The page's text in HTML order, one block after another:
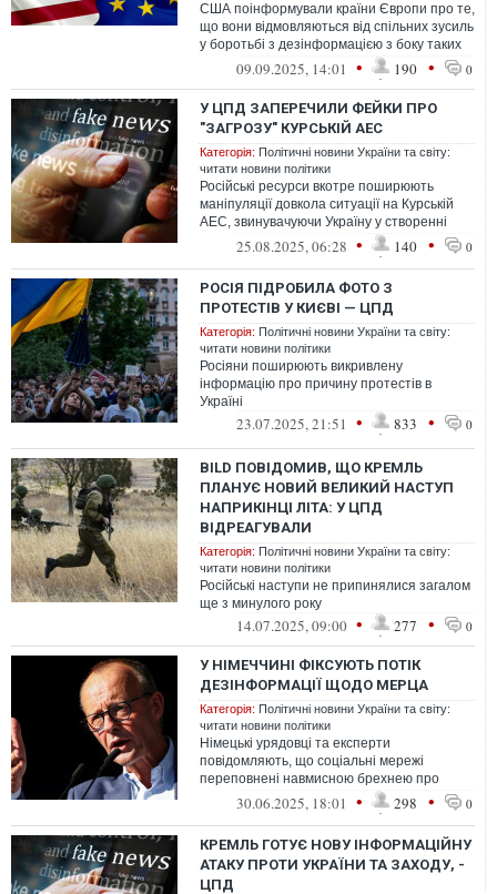
США поінформували країни Європи про те,
що вони відмовляються від спільних зусиль
у боротьбі з дезінформацією з боку таких
країн, як Росія, Китай та І...
09.09.2025, 14:01 • 190 • 0
У ЦПД ЗАПЕРЕЧИЛИ ФЕЙКИ ПРО
"ЗАГРОЗУ" КУРСЬКІЙ АЕС
Категорія: Політичні новини України та світу:
читати новини політики
Російські ресурси вкотре поширюють
маніпуляції довкола ситуації на Курській
АЕС, звинувачуючи Україну у створенні
загрози ядерній безпеці
25.08.2025, 06:28 • 140 • 0
РОСІЯ ПІДРОБИЛА ФОТО З
ПРОТЕСТІВ У КИЄВІ — ЦПД
Категорія: Політичні новини України та світу:
читати новини політики
Росіяни поширюють викривлену
інформацію про причину протестів в
Україні
23.07.2025, 21:51 • 833 • 0
BILD ПОВІДОМИВ, ЩО КРЕМЛЬ
ПЛАНУЄ НОВИЙ ВЕЛИКИЙ НАСТУП
НАПРИКІНЦІ ЛІТА: У ЦПД
ВІДРЕАГУВАЛИ
Категорія: Політичні новини України та світу:
читати новини політики
Російські наступи не припинялися загалом
ще з минулого року
14.07.2025, 09:00 • 277 • 0
У НІМЕЧЧИНІ ФІКСУЮТЬ ПОТІК
ДЕЗІНФОРМАЦІЇ ЩОДО МЕРЦА
Категорія: Політичні новини України та світу:
читати новини політики
Німецькі урядовці та експерти
повідомляють, що соціальні мережі
переповнені навмисною брехнею про
канцлера Фрідріха Мерца, а з моменту
30.06.2025, 18:01 • 298 • 0
КРЕМЛЬ ГОТУЄ НОВУ ІНФОРМАЦІЙНУ
АТАКУ ПРОТИ УКРАЇНИ ТА ЗАХОДУ, -
ЦПД